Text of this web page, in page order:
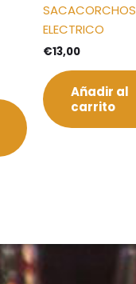
SACACORCHOS
ELECTRICO
€13,00
Añadir al
carrito